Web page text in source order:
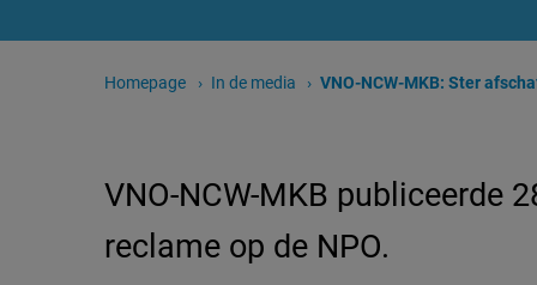
Homepage In de media Huidige pagina:
VNO-NCW-MKB: Ster
VNO-NCW-MKB publiceerde
reclame op de NPO.